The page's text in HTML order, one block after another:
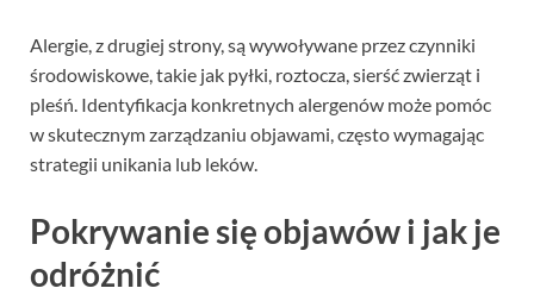
Alergie, z drugiej strony, są wywoływane przez czynniki
środowiskowe, takie jak pyłki, roztocza, sierść zwierząt i
pleśń. Identyfikacja konkretnych alergenów może pomóc
w skutecznym zarządzaniu objawami, często wymagając
strategii unikania lub leków.
Pokrywanie się objawów i jak je
odróżnić